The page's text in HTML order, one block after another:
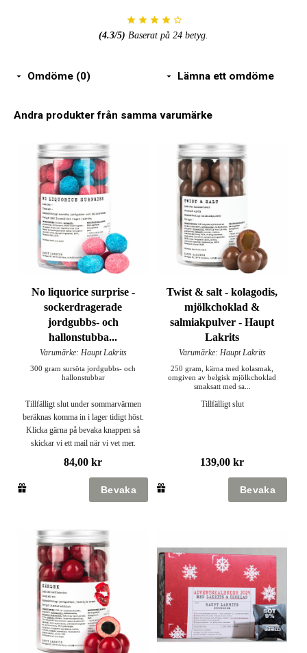
(4.3/5) Baserat på 24 betyg.
Omdöme (0) Lämna ett omdöme
Andra produkter från samma varumärke
No liquorice surprise -
sockerdragerade
jordgubbs- och
hallonstubba...
Varumärke: Haupt Lakrits
300 gram sursöta jordgubbs- och
hallonstubbar
Tillfälligt slut under sommarvärmen
beräknas komma in i lager tidigt höst.
Klicka gärna på bevaka knappen så
skickar vi ett mail när vi vet mer.
84,00 kr
Twist & salt - kolagodis,
mjölkchoklad &
salmiakpulver - Haupt
Lakrits
Varumärke: Haupt Lakrits
250 gram, kärna med kolasmak,
omgiven av belgisk mjölkchoklad
smaksatt med sa...
Tillfälligt slut
139,00 kr